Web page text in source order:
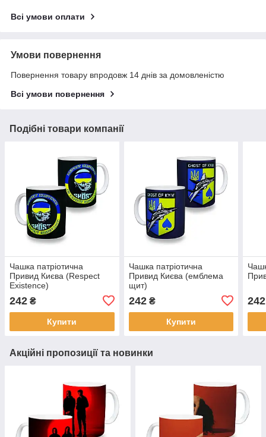
Всі умови оплати
Умови повернення
Повернення товару впродовж 14 днів за домовленістю
Всі умови повернення
Подібні товари компанії
Чашка патріотична
Привид Києва (Respect
Existence)
242 ₴
Купити
Чашка патріотична
Привид Києва (емблема
щит)
242₴
Купити
242
Акційні пропозиції та новинки